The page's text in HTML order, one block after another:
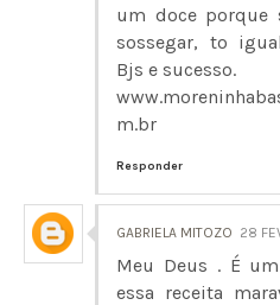
um doce porque
sossegar, to
Bjs e sucesso.
m.br
Responder
GABRIELA MITOZO 28
Meu Deus . É
essa receita